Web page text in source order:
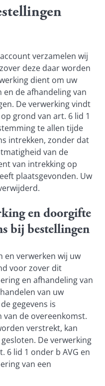
verzamelen wij
deze daar worden
dient om uw
de afhandeling van
De verwerking vindt
grond van art. 6 lid 1
te allen tijde
intrekken, zonder dat
van de
van intrekking op
plaatsgevonden. Uw
en doorgifte
bij bestellingen
en verwerken wij uw
voor zover dit
en afhandeling van
van uw
gegevens is
de overeenkomst.
verstrekt, kan
De verwerking
6 lid 1 onder b AVG en
van een